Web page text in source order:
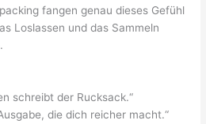
fangen genau dieses Gefühl
Loslassen und das Sammeln
schreibt der Rucksack.“
die dich reicher macht.“